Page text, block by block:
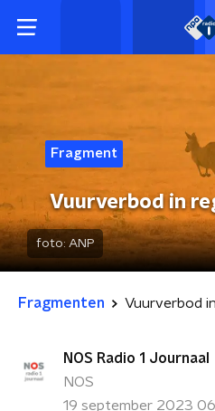
Fragment
Vuurverbod in
foto: ANP
Fragmenten Vuurverbod
NOS Radio 1 Journaal
NOS
19 september 2023